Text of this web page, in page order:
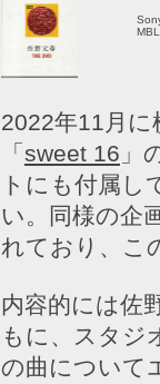
2022年11月
「 sweet 16 」
トにも付属し
い。同様の企
れており、こ
内容的には佐
もに、スタジ
の曲について